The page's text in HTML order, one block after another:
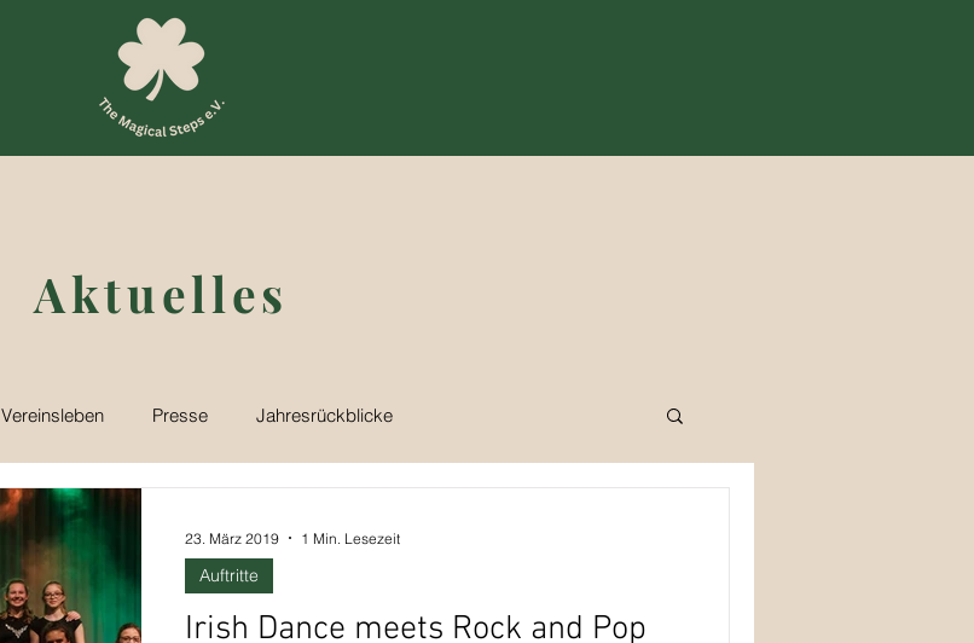
Aktuelles
Vereinsleben Presse Jahresrückblicke
Irish Dance meets Rock and Pop
Auftritte
23. März 2019 1 Min. Lesezeit